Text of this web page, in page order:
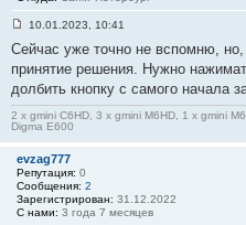
Erasing devcfg...done
Press ENTER key to reboot
resetting ...
о
б
щ
н
и
е
3
10.01.2023, 10:41
Сейчас уже точно не вспомню,
принятие решения. Нужно
долбить кнопку с самого начала
2 x gmini C6HD, 3 x gmini M6HD, 1 x gmini
Digma E600
evzag777
Репутация: 0
Сообщения: 2
Зарегистрирован: 31.12.2022
С нами: 3 года 7 месяцев